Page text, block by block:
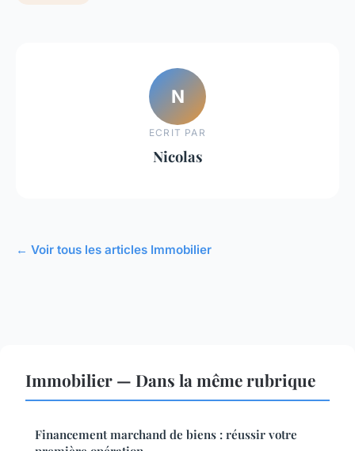
N
ECRIT PAR
Nicolas
← Voir tous les articles Immobilier
Immobilier — Dans la même rubrique
Financement marchand de biens : réussir votre